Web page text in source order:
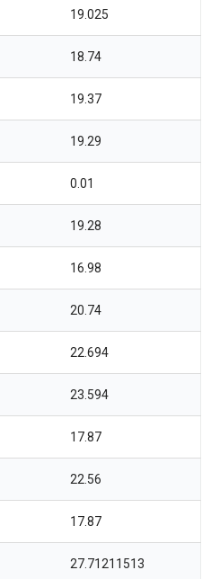
19.025
18.74
19.37
19.29
0.01
19.28
16.98
20.74
22.694
23.594
17.87
22.56
17.87
27.71211513